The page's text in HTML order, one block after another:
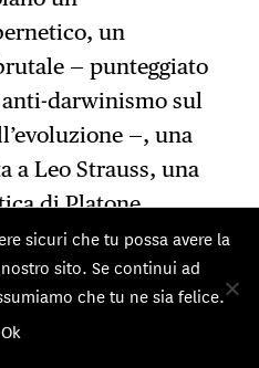
un
— punteggiato
darwinismo sul
—, una
a Leo Strauss, una
di Platone,
e alla cultura
la retorica
sfiorare talvolta il
incel
sicuri che tu possa avere la
sito. Se continui ad
che tu ne sia felice.
Ok